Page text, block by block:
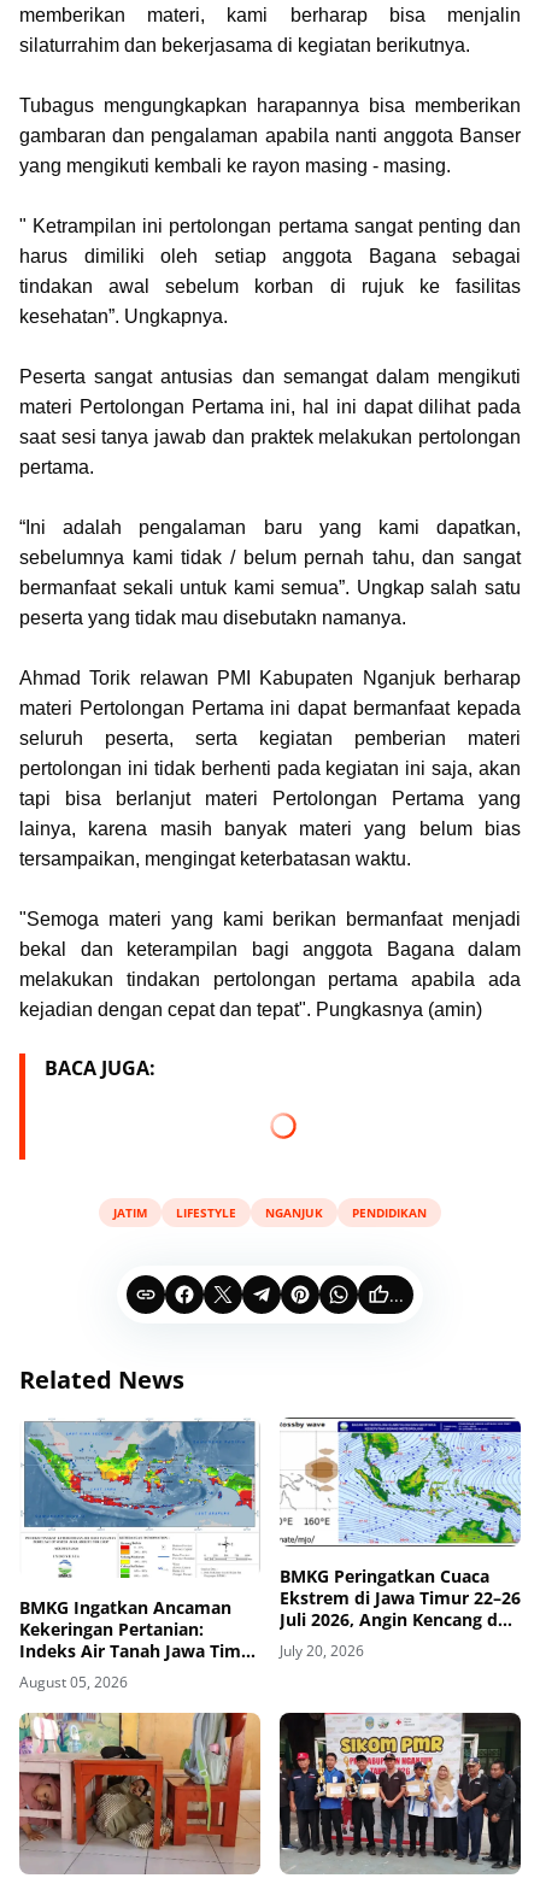
memberikan materi, kami berharap bisa menjalin
silaturrahim dan bekerjasama di kegiatan berikutnya.
Tubagus mengungkapkan harapannya bisa memberikan
gambaran dan pengalaman apabila nanti anggota Banser
yang mengikuti kembali ke rayon masing - masing.
" Ketrampilan ini pertolongan pertama sangat penting dan
harus dimiliki oleh setiap anggota Bagana sebagai
tindakan awal sebelum korban di rujuk ke fasilitas
kesehatan”. Ungkapnya.
Peserta sangat antusias dan semangat dalam mengikuti
materi Pertolongan Pertama ini, hal ini dapat dilihat pada
saat sesi tanya jawab dan praktek melakukan pertolongan
pertama.
“Ini adalah pengalaman baru yang kami dapatkan,
sebelumnya kami tidak / belum pernah tahu, dan sangat
bermanfaat sekali untuk kami semua”. Ungkap salah satu
peserta yang tidak mau disebutakn namanya.
Ahmad Torik relawan PMI Kabupaten Nganjuk berharap
materi Pertolongan Pertama ini dapat bermanfaat kepada
seluruh peserta, serta kegiatan pemberian materi
pertolongan ini tidak berhenti pada kegiatan ini saja, akan
tapi bisa berlanjut materi Pertolongan Pertama yang
lainya, karena masih banyak materi yang belum bias
tersampaikan, mengingat keterbatasan waktu.
"Semoga materi yang kami berikan bermanfaat menjadi
bekal dan keterampilan bagi anggota Bagana dalam
melakukan tindakan pertolongan pertama apabila ada
kejadian dengan cepat dan tepat". Pungkasnya (amin)
BACA JUGA:
JATIM LIFESTYLE NGANJUK PENDIDIKAN
...
Related News
BMKG Ingatkan Ancaman
Kekeringan Pertanian:
Indeks Air Tanah Jawa Timur
Agustus 2026 Masuk
Kategori Kurang
August 05, 2026
BMKG Peringatkan Cuaca
Ekstrem di Jawa Timur 22–26
Juli 2026, Angin Kencang dan
Hujan Lokal Mengintai
July 20, 2026